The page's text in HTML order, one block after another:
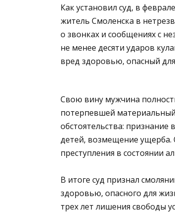
Как установил суд, в
житель Смоленска в
о звонках и сообщениях с
не менее десяти ударов
вред здоровью, опасный
Свою вину мужчина
потерпевшей
обстоятельства: признание
детей, возмещение ущерба.
преступления в состоянии
В итоге суд признал
здоровью, опасного для
трех лет лишения свободы